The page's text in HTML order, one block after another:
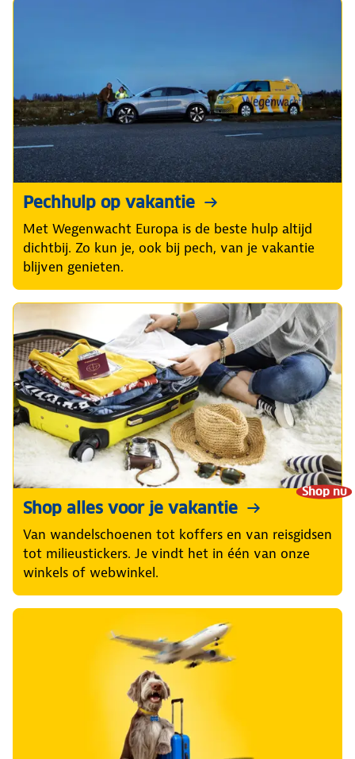
Pechhulp op vakantie
Met Wegenwacht Europa is de beste hulp altijd
dichtbij. Zo kun je, ook bij pech, van je vakantie
blijven genieten.
Shop nu
Shop alles voor je vakantie
Van wandelschoenen tot koffers en van reisgidsen
tot milieustickers. Je vindt het in één van onze
winkels of webwinkel.